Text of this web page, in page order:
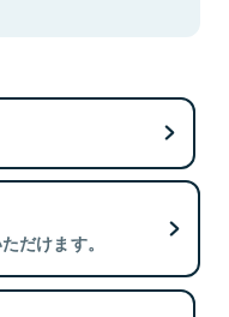
だけます。